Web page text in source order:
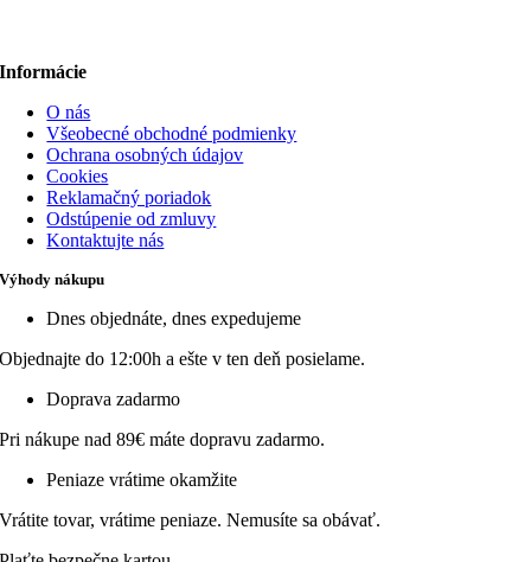
Informácie
O nás
Všeobecné obchodné podmienky
Ochrana osobných údajov
Cookies
Reklamačný poriadok
Odstúpenie od zmluvy
Kontaktujte nás
Výhody nákupu
Dnes objednáte, dnes expedujeme
Objednajte do 12:00h a ešte v ten deň posielame.
Doprava zadarmo
Pri nákupe nad 89€ máte dopravu zadarmo.
Peniaze vrátime okamžite
Vrátite tovar, vrátime peniaze. Nemusíte sa obávať.